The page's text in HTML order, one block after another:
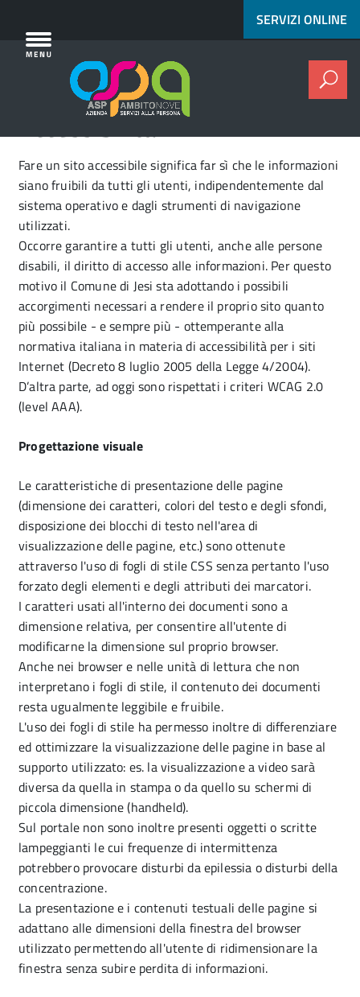
SERVIZI ONLINE
Accessibilità
Fare un sito accessibile significa far sì che le informazioni
siano fruibili da tutti gli utenti, indipendentemente dal
sistema operativo e dagli strumenti di navigazione
utilizzati.
Occorre garantire a tutti gli utenti, anche alle persone
disabili, il diritto di accesso alle informazioni. Per questo
motivo il Comune di Jesi sta adottando i possibili
accorgimenti necessari a rendere il proprio sito quanto
più possibile - e sempre più - ottemperante alla
normativa italiana in materia di accessibilità per i siti
Internet (Decreto 8 luglio 2005 della Legge 4/2004).
D’altra parte, ad oggi sono rispettati i criteri WCAG 2.0
(level AAA).
Progettazione visuale
Le caratteristiche di presentazione delle pagine
(dimensione dei caratteri, colori del testo e degli sfondi,
disposizione dei blocchi di testo nell'area di
visualizzazione delle pagine, etc.) sono ottenute
attraverso l'uso di fogli di stile CSS senza pertanto l'uso
forzato degli elementi e degli attributi dei marcatori.
I caratteri usati all'interno dei documenti sono a
dimensione relativa, per consentire all'utente di
modificarne la dimensione sul proprio browser.
Anche nei browser e nelle unità di lettura che non
interpretano i fogli di stile, il contenuto dei documenti
resta ugualmente leggibile e fruibile.
L'uso dei fogli di stile ha permesso inoltre di differenziare
ed ottimizzare la visualizzazione delle pagine in base al
supporto utilizzato: es. la visualizzazione a video sarà
diversa da quella in stampa o da quello su schermi di
piccola dimensione (handheld).
Sul portale non sono inoltre presenti oggetti o scritte
lampeggianti le cui frequenze di intermittenza
potrebbero provocare disturbi da epilessia o disturbi della
concentrazione.
La presentazione e i contenuti testuali delle pagine si
adattano alle dimensioni della finestra del browser
utilizzato permettendo all'utente di ridimensionare la
finestra senza subire perdita di informazioni.